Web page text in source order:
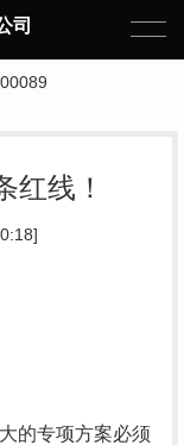
司
红线！
的专项方案必须